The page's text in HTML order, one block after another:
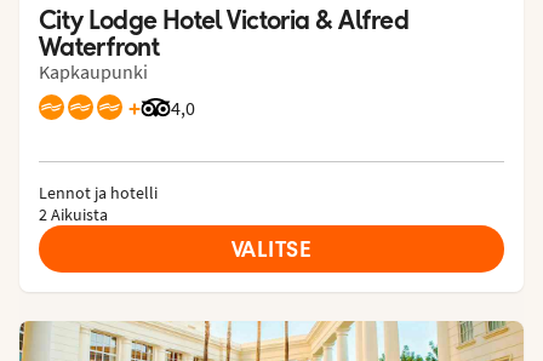
City Lodge Hotel Victoria & Alfred
Waterfront
Kapkaupunki
+ 4,0
Arvostelut Tripadvisorista: 4 of 5
Lennot ja hotelli
2 Aikuista
VALITSE